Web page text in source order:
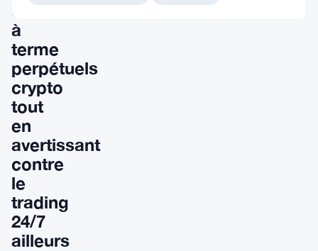
contrats
à
terme
perpétuels
crypto
tout
en
avertissant
contre
le
trading
24/7
ailleurs